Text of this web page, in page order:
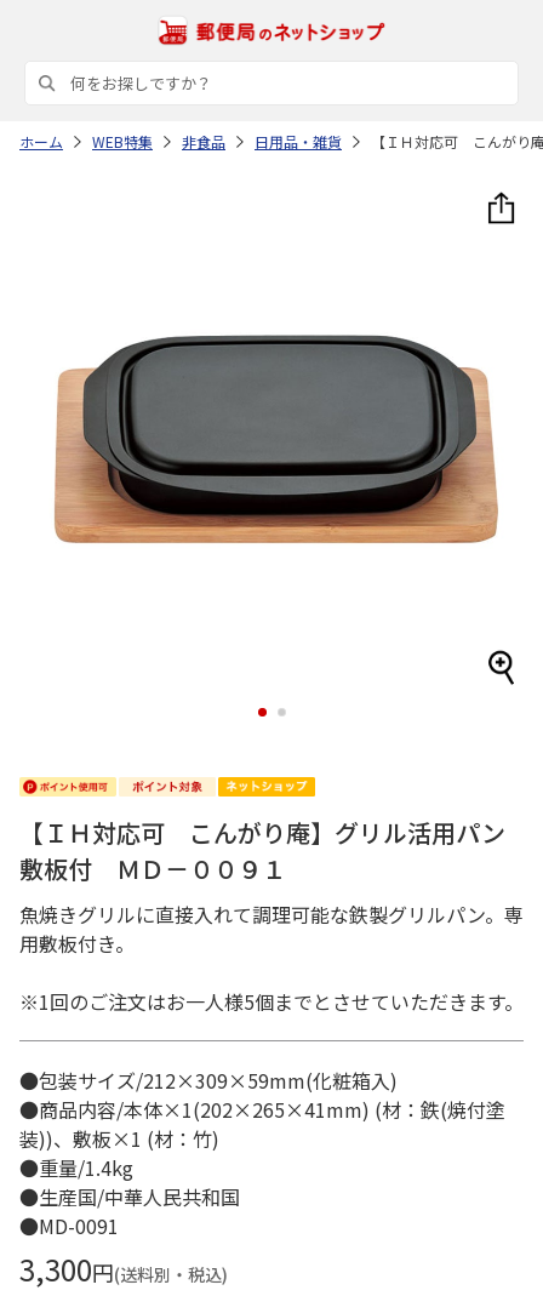
ホーム WEB特集 非食品 日用品・雑貨 【ＩＨ対応可 こんがり
1 2
【ＩＨ対応可 こんがり庵】グリル活用パン
敷板付 ＭＤ－００９１
魚焼きグリルに直接入れて調理可能な鉄製グリルパン。専
用敷板付き。
※1回のご注文はお一人様5個までとさせていただきます。
●包装サイズ/212×309×59mm(化粧箱入)
●商品内容/本体×1(202×265×41mm) (材：鉄(焼付塗
装))、敷板×1 (材：竹)
●重量/1.4kg
●生産国/中華人民共和国
●MD-0091
3,300円(送料別・税込)